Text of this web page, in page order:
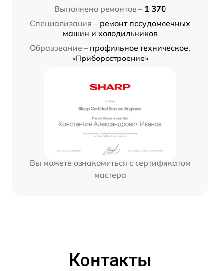
Выполнено ремонтов – 1 370
Специализация – ремонт посудомоечных
машин и холодильников
Образование – профильное техническое,
«Приборостроение»
Вы можете ознакомиться с сертификатом
мастера
Контакты